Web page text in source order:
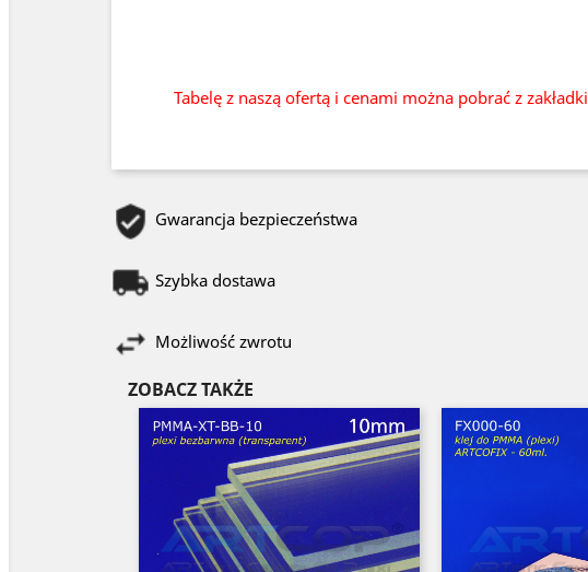
Tabelę z naszą ofertą i cenami można pobrać z zakładki
Gwarancja bezpieczeństwa
Szybka dostawa
Możliwość zwrotu
ZOBACZ TAKŻE